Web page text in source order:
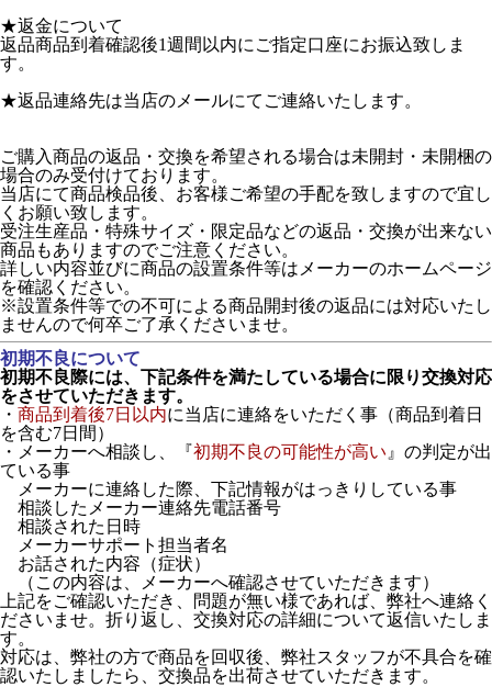
★返金について
返品商品到着確認後1週間以内にご指定口座にお振込致しま
す。
★返品連絡先は当店のメールにてご連絡いたします。
ご購入商品の返品・交換を希望される場合は未開封・未開梱の
場合のみ受付けております。
当店にて商品検品後、お客様ご希望の手配を致しますので宜し
くお願い致します。
受注生産品・特殊サイズ・限定品などの返品・交換が出来ない
商品もありますのでご注意ください。
詳しい内容並びに商品の設置条件等はメーカーのホームページ
を確認ください。
※設置条件等での不可による商品開封後の返品には対応いたし
ませんので何卒ご了承くださいませ。
初期不良について
初期不良際には、下記条件を満たしている場合に限り交換対応
をさせていただきます。
・ 商品到着後7日以内に当店に連絡をいただく事（商品到着日
を含む7日間）
・メーカーへ相談し、『初期不良の可能性が高い 』の判定が出
ている事
メーカーに連絡した際、下記情報がはっきりしている事
相談したメーカー連絡先電話番号
相談された日時
メーカーサポート担当者名
お話された内容（症状）
（この内容は、メーカーへ確認させていただきます）
上記をご確認いただき、問題が無い様であれば、弊社へ連絡く
ださいませ。折り返し、交換対応の詳細について返信いたしま
す。
対応は、弊社の方で商品を回収後、弊社スタッフが不具合を確
認いたしましたら、交換品を出荷させていただきます。